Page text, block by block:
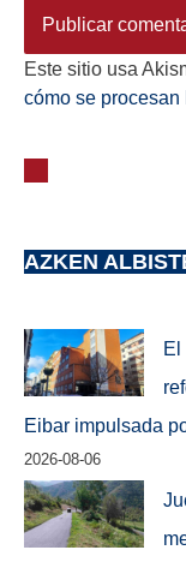
Este sitio usa
cómo se procesan
AZKEN
El
Eibar impulsada
2026-08-06